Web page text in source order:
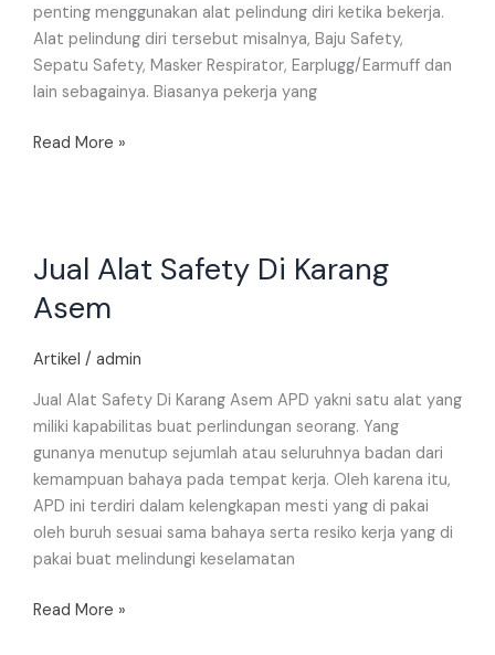
penting menggunakan alat pelindung diri ketika bekerja.
Alat pelindung diri tersebut misalnya, Baju Safety,
Sepatu Safety, Masker Respirator, Earplugg/Earmuff dan
lain sebagainya. Biasanya pekerja yang
Read More »
Jual Alat Safety Di Karang
Asem
Artikel / admin
Jual Alat Safety Di Karang Asem APD yakni satu alat yang
miliki kapabilitas buat perlindungan seorang. Yang
gunanya menutup sejumlah atau seluruhnya badan dari
kemampuan bahaya pada tempat kerja. Oleh karena itu,
APD ini terdiri dalam kelengkapan mesti yang di pakai
oleh buruh sesuai sama bahaya serta resiko kerja yang di
pakai buat melindungi keselamatan
Alat
Di
Asem
Read More »